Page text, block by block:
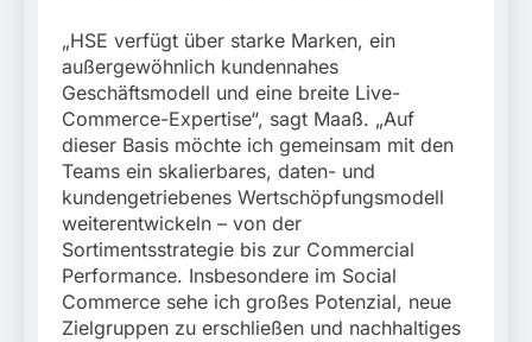
„HSE verfügt über starke Marken, ein
außergewöhnlich kundennahes
Geschäftsmodell und eine breite Live-
Commerce-Expertise“, sagt Maaß. „Auf
dieser Basis möchte ich gemeinsam mit den
Teams ein skalierbares, daten- und
kundengetriebenes Wertschöpfungsmodell
weiterentwickeln – von der
Sortimentsstrategie bis zur Commercial
Performance. Insbesondere im Social
Commerce sehe ich großes Potenzial, neue
Zielgruppen zu erschließen und nachhaltiges